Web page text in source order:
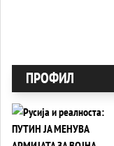
ПРОФИЛ